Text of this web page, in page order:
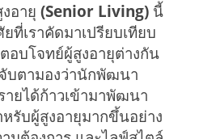
อายุ (Senior Living) นี้
ที่เราคัดมาเปรียบเทียบ
อบโจทย์ผู้สูงอายุต่างกัน
บตามองว่านักพัฒนา
ยได้ก้าวเข้ามาพัฒนา
รับผู้สูงอายุมากขึ้นอย่าง